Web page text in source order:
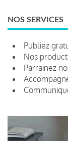
NOS SERVICES
Publiez
Nos
Parrainez